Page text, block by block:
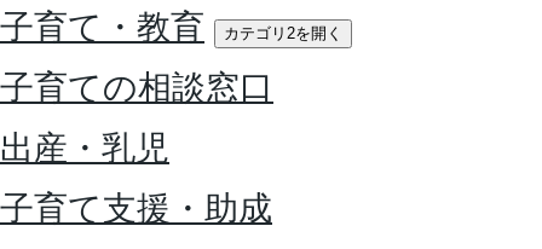
子育て・教育
カテゴリ2を開く
子育ての相談窓口
出産・乳児
子育て支援・助成